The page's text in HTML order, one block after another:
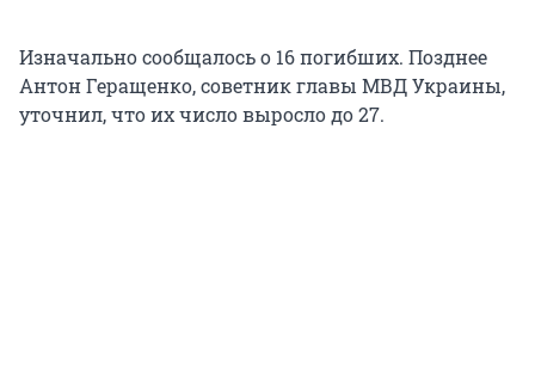
Изначально сообщалось о 16 погибших. Позднее
Антон Геращенко, советник главы МВД Украины,
уточнил, что их число выросло до 27.